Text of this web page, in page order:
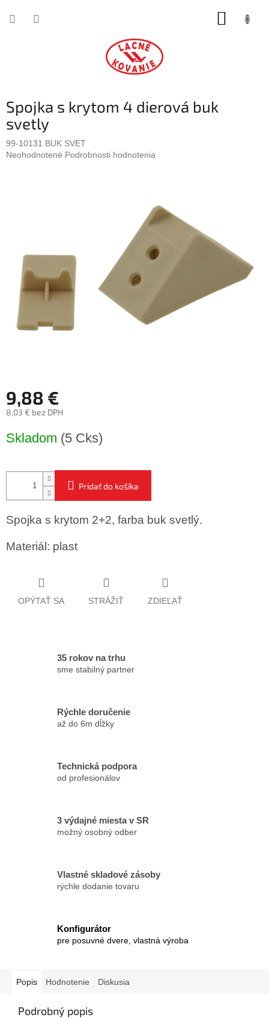
Spojka s krytom 4 dierová buk
svetly
99-10131 BUK SVET
Priemerné
Neohodnotené Podrobnosti hodnotenia
9,88 €
8,03 € bez DPH
cena:
Skladom (5 Cks)
Pridať do košíka
Spojka s krytom 2+2, farba buk svetlý.
Materiál: plast
OPÝTAŤ SA STRÁŽIŤ ZDIEĽAŤ
35 rokov na trhu
sme stabilný partner
Rýchle doručenie
až do 6m dĺžky
Technická podpora
od profesionálov
3 výdajné miesta v SR
možný osobný odber
Vlastné skladové zásoby
rýchle dodanie tovaru
Konfigurátor
pre posuvné dvere, vlastná výroba
Popis Hodnotenie Diskusia
Podrobný popis